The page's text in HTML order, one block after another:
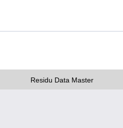
Residu Data Master